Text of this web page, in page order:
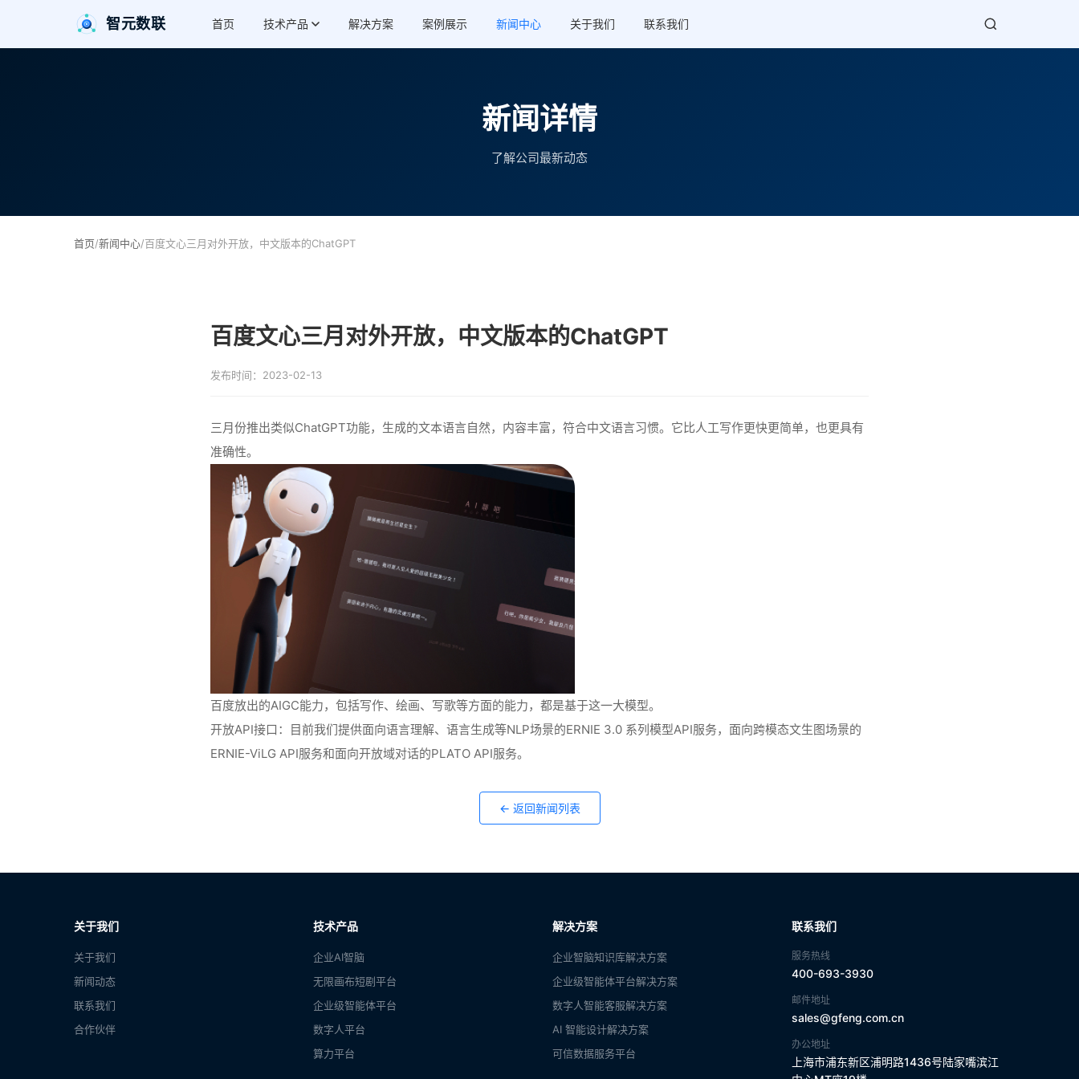
智元数联 首页 技术产品 解决方案 案例展示 新闻中心 关于我们 联系我们
新闻详情
了解公司最新动态
首页/新闻中心/百度文心三月对外开放，中文版本的ChatGPT
百度文心三月对外开放，中文版本的ChatGPT
发布时间：2023-02-13
三月份推出类似ChatGPT功能，生成的文本语言自然，内容丰富，符合中文语言习惯。它比人工写作更快更简单，也更具有
准确性。
百度放出的AIGC能力，包括写作、绘画、写歌等方面的能力，都是基于这一大模型。
开放API接口：目前我们提供面向语言理解、语言生成等NLP场景的ERNIE 3.0 系列模型API服务，面向跨模态文生图场景的
ERNIE-ViLG API服务和面向开放域对话的PLATO API服务。
← 返回新闻列表
关于我们
关于我们
新闻动态
联系我们
合作伙伴
技术产品
企业AI智脑
无限画布短剧平台
企业级智能体平台
数字人平台
算力平台
解决方案
企业智脑知识库解决方案
企业级智能体平台解决方案
数字人智能客服解决方案
AI 智能设计解决方案
可信数据服务平台
联系我们
服务热线
400-693-3930
邮件地址
sales@gfeng.com.cn
办公地址
上海市浦东新区浦明路1436号陆家嘴滨江